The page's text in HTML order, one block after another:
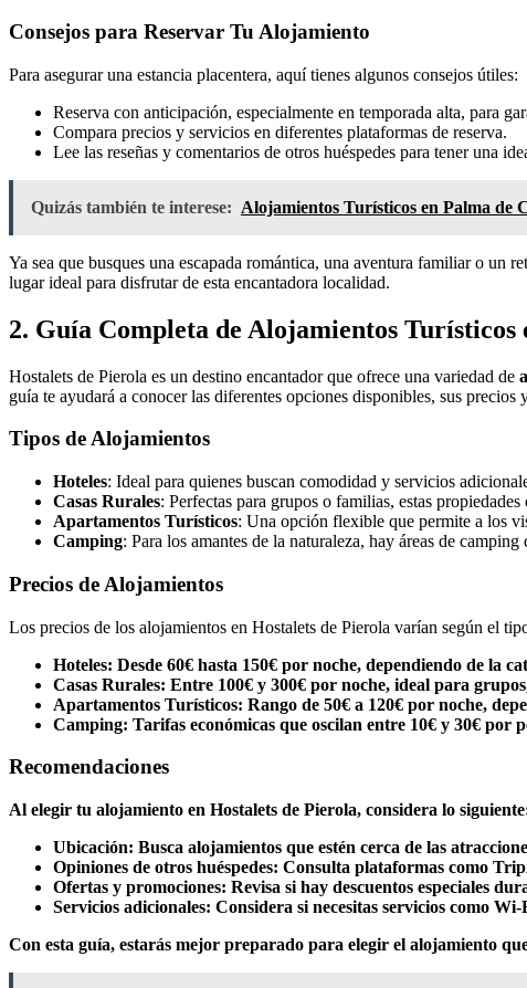
Consejos para Reservar Tu Alojamiento
Para asegurar una estancia placentera, aquí tienes algunos consejos útiles:
Reserva con anticipación, especialmente en temporada alta, para
Compara precios y servicios en diferentes plataformas de reserva.
Lee las reseñas y comentarios de otros huéspedes para tener una
Quizás también te interese: Alojamientos Turísticos en Palma de
Ya sea que busques una escapada romántica, una aventura familiar o un
lugar ideal para disfrutar de esta encantadora localidad.
2. Guía Completa de Alojamientos Turísticos
Hostalets de Pierola es un destino encantador que ofrece una variedad de
guía te ayudará a conocer las diferentes opciones disponibles, sus
Tipos de Alojamientos
Hoteles: Ideal para quienes buscan comodidad y servicios
Casas Rurales: Perfectas para grupos o familias, estas
Apartamentos Turísticos: Una opción flexible que permite a los
Camping: Para los amantes de la naturaleza, hay áreas de
Precios de Alojamientos
Los precios de los alojamientos en Hostalets de Pierola varían según el
Hoteles: Desde 60€ hasta 150€ por noche, dependiendo de la
Casas Rurales: Entre 100€ y 300€ por noche, ideal para
Apartamentos Turísticos: Rango de 50€ a 120€ por noche,
Camping: Tarifas económicas que oscilan entre 10€ y 30€ por
Recomendaciones
Al elegir tu alojamiento en Hostalets de Pierola, considera lo
Ubicación: Busca alojamientos que estén cerca de las
Opiniones de otros huéspedes: Consulta plataformas como
Ofertas y promociones: Revisa si hay descuentos especiales
Servicios adicionales: Considera si necesitas servicios como
Con esta guía, estarás mejor preparado para elegir el alojamiento